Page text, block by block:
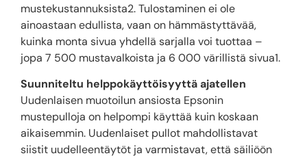
mustekustannuksista2. Tulostaminen ei ole
ainoastaan edullista, vaan on hämmästyttävää,
kuinka monta sivua yhdellä sarjalla voi tuottaa –
jopa 7 500 mustavalkoista ja 6 000 värillistä sivua1.
Suunniteltu helppokäyttöisyyttä ajatellen
Uudenlaisen muotoilun ansiosta Epsonin
mustepulloja on helpompi käyttää kuin koskaan
aikaisemmin. Uudenlaiset pullot mahdollistavat
siistit uudelleentäytöt ja varmistavat, että säiliöön